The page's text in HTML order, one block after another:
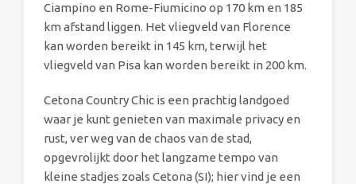
Ciampino en Rome-Fiumicino op 170 km en 185
km afstand liggen. Het vliegveld van Florence
kan worden bereikt in 145 km, terwijl het
vliegveld van Pisa kan worden bereikt in 200 km.
Cetona Country Chic is een prachtig landgoed
waar je kunt genieten van maximale privacy en
rust, ver weg van de chaos van de stad,
opgevrolijkt door het langzame tempo van
kleine stadjes zoals Cetona (SI); hier vind je een